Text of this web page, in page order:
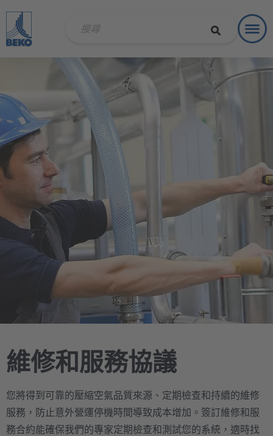
解決
維修和服務協議
您將得到可靠的壓縮空氣品質來源、定期檢查和持續的維修
服務，防止意外營運停機時間導致成本增加。簽訂維修和服
務合約能確保我們的專家定期檢查和測試您的系統，適時找